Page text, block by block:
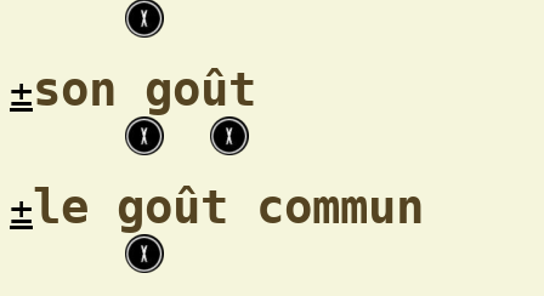
±son goût
±le goût commun